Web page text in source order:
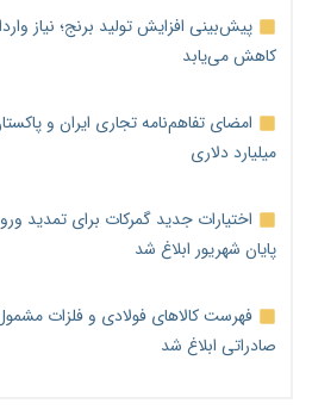
کاهش می‌یابد
میلیارد دلاری
اختیارات جدید گمرکات برای تمدید
پایان شهریور ابلاغ شد
صادراتی ابلاغ شد